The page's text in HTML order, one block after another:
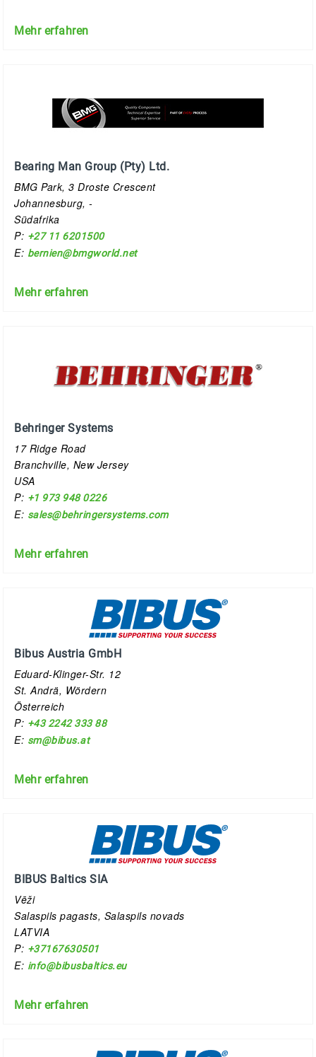
Mehr erfahren
Bearing Man Group (Pty) Ltd.
BMG Park, 3 Droste Crescent
Johannesburg, -
Südafrika
P: +27 11 6201500
E: bernien@bmgworld.net
Mehr erfahren
Behringer Systems
17 Ridge Road
Branchville, New Jersey
USA
P: +1 973 948 0226
E: sales@behringersystems.com
Mehr erfahren
Bibus Austria GmbH
Eduard-Klinger-Str. 12
St. Andrä, Wördern
Österreich
P: +43 2242 333 88
E: sm@bibus.at
Mehr erfahren
BIBUS Baltics SIA
Vēži
Salaspils pagasts, Salaspils novads
LATVIA
P: +37167630501
E: info@bibusbaltics.eu
Mehr erfahren